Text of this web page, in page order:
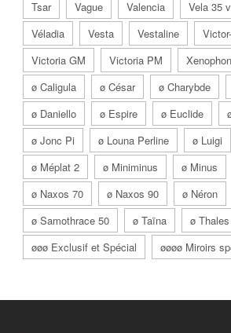
Tsar
Vague Valencia Vela 35
Véladia
Vesta Vestaline
Victoria GM
Victoria PM Xenophon
ø Caligula
ø César ø Charybde
ø Daniello
ø Espire ø Euclide
ø Jonc Pi
ø Louna Perline ø Luigi
ø Méplat 2
ø Miniminus ø Minus
ø Naxos 70
ø Naxos 90 ø Néron
ø Samothrace 50
ø Taïna ø Thales
øøø Exclusif et Spécial
øøøø Miroirs